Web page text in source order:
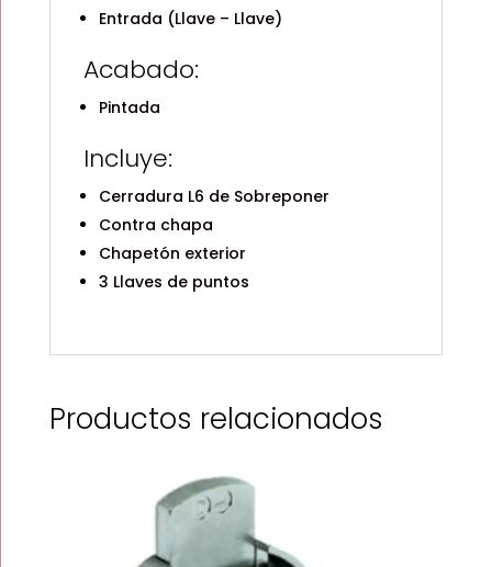
Entrada (Llave – Llave)
Acabado:
Pintada
Incluye:
Cerradura L6 de Sobreponer
Contra chapa
Chapetón exterior
3 Llaves de puntos
Productos relacionados